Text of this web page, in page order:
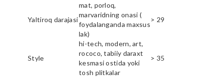
Yaltiroq darajasi
mat, porloq,
marvaridning onasi (
foydalanganda maxsus
lak)
> 29
Style
hi-tech, modern, art,
rococo, tabiiy daraxt
kesmasi ostida yoki
tosh plitkalar
> 35